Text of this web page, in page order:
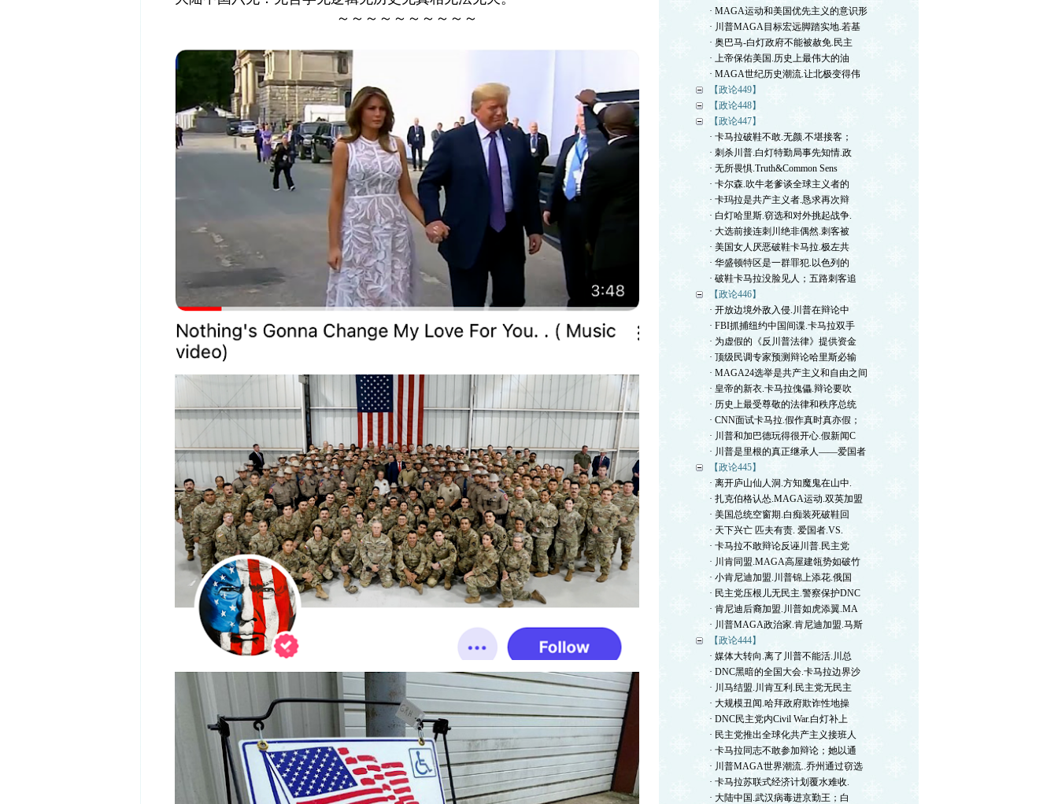
～～～～～～～～～～
· MAGA运动和美国优先主义的意识形
· 川普MAGA目标宏远脚踏实地.若基
· 奥巴马-白灯政府不能被赦免.民主
· 上帝保佑美国.历史上最伟大的油
· MAGA世纪历史潮流.让北极变得伟
【政论449】
【政论448】
【政论447】
· 卡马拉破鞋不敢.无颜.不堪接客；
· 刺杀川普.白灯特勤局事先知情.政
· 无所畏惧.Truth&Common Sens
· 卡尔森.吹牛老爹谈全球主义者的
· 卡玛拉是共产主义者.恳求再次辩
· 白灯哈里斯.窃选和对外挑起战争.
· 大选前接连刺川绝非偶然.刺客被
· 美国女人厌恶破鞋卡马拉.极左共
· 华盛顿特区是一群罪犯.以色列的
· 破鞋卡马拉没脸见人；五路刺客追
【政论446】
· 开放边境外敌入侵.川普在辩论中
· FBI抓捕纽约中国间谍.卡马拉双手
· 为虚假的《反川普法律》提供资金
· 顶级民调专家预测辩论哈里斯必输
· MAGA24选举是共产主义和自由之间
· 皇帝的新衣.卡马拉傀儡.辩论要吹
· 历史上最受尊敬的法律和秩序总统
· CNN面试卡马拉.假作真时真亦假；
· 川普和加巴德玩得很开心.假新闻C
· 川普是里根的真正继承人——爱国者
【政论445】
· 离开庐山仙人洞.方知魔鬼在山中.
· 扎克伯格认怂.MAGA运动.双英加盟
· 美国总统空窗期.白痴装死破鞋回
· 天下兴亡 匹夫有责. 爱国者.VS.
· 卡马拉不敢辩论反诬川普.民主党
· 川肯同盟.MAGA高屋建瓴势如破竹
· 小肯尼迪加盟.川普锦上添花.俄国
· 民主党压根儿无民主.警察保护DNC
· 肯尼迪后裔加盟.川普如虎添翼.MA
· 川普MAGA政治家.肯尼迪加盟.马斯
【政论444】
· 媒体大转向.离了川普不能活.川总
· DNC黑暗的全国大会.卡马拉边界沙
· 川马结盟.川肯互利.民主党无民主
· 大规模丑闻.哈拜政府欺诈性地操
· DNC民主党内Civil War.白灯补上
· 民主党推出全球化共产主义接班人
· 卡马拉同志不敢参加辩论；她以通
· 川普MAGA世界潮流..乔州通过窃选
· 卡马拉苏联式经济计划覆水难收.
· 大陆中国.武汉病毒进京勤王；白